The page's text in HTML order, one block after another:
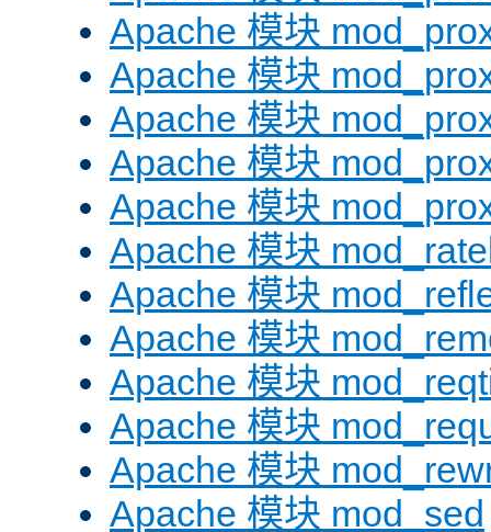
Apache 模块
Apache 模块
Apache 模块
Apache 模块
Apache 模块
Apache 模块
Apache 模块
Apache 模块
Apache 模块
Apache 模块
Apache 模块
Apache 模块 mod_sed